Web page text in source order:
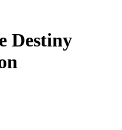
Destiny